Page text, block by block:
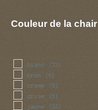
Couleur de la chair
blanc (73)
brun (6)
creme (8)
grise (5)
jaune (23)